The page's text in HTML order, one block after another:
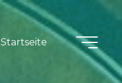
Startseite